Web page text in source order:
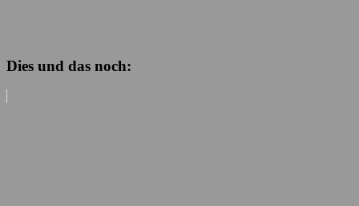
Dies und das noch: